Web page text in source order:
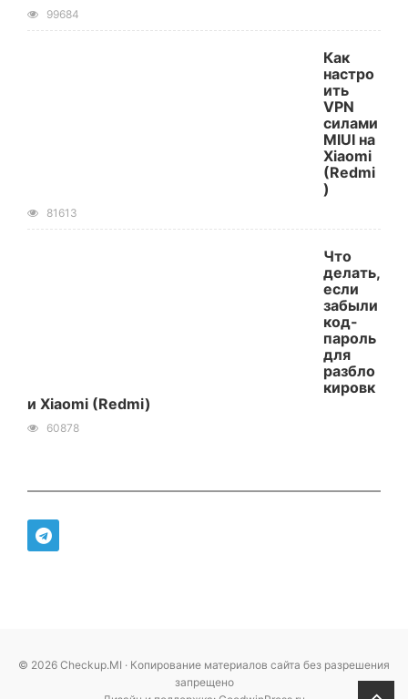
99684
Как
настро
ить
VPN
силами
MIUI на
Xiaomi
(Redmi
)
81613
Что
делать,
если
забыли
код-
пароль
для
разбло
кировк
и Xiaomi (Redmi)
60878
© 2026 Checkup.MI · Копирование материалов сайта без разрешения
запрещено